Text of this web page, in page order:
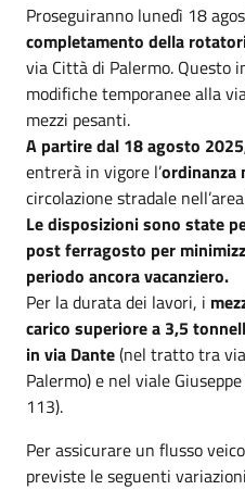
Proseguiranno lunedì 18
completamento della
via Città di Palermo. Questo
modifiche temporanee alla
mezzi pesanti.
A partire dal 18 agosto
entrerà in vigore l’ordinanza
circolazione stradale
Le disposizioni sono state
post ferragosto per
periodo ancora vacanziero.
Per la durata dei lavori, i
carico superiore a 3,5
in via Dante(nel tratto tra
Palermo) e nel viale
113).
Per assicurare un flusso
previste le seguenti